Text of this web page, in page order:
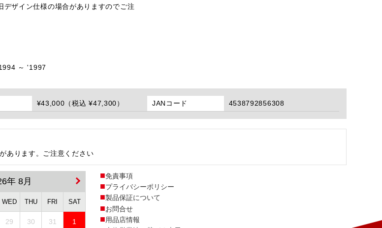
ザイン仕様の場合がありますのでご注
～ '1997
¥43,000（税込 ¥47,300） JANコード 4538792856308
あります。ご注意ください
年 8月
WED THU FRI SAT
29 30 31 1
免責事項
プライバシーポリシー
製品保証について
お問合せ
用品店情報